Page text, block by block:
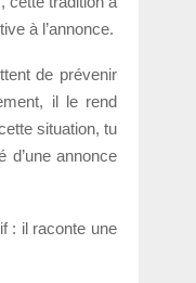
à l’annonce.
de prévenir
il le rend
situation, tu
d’une annonce
: il raconte une